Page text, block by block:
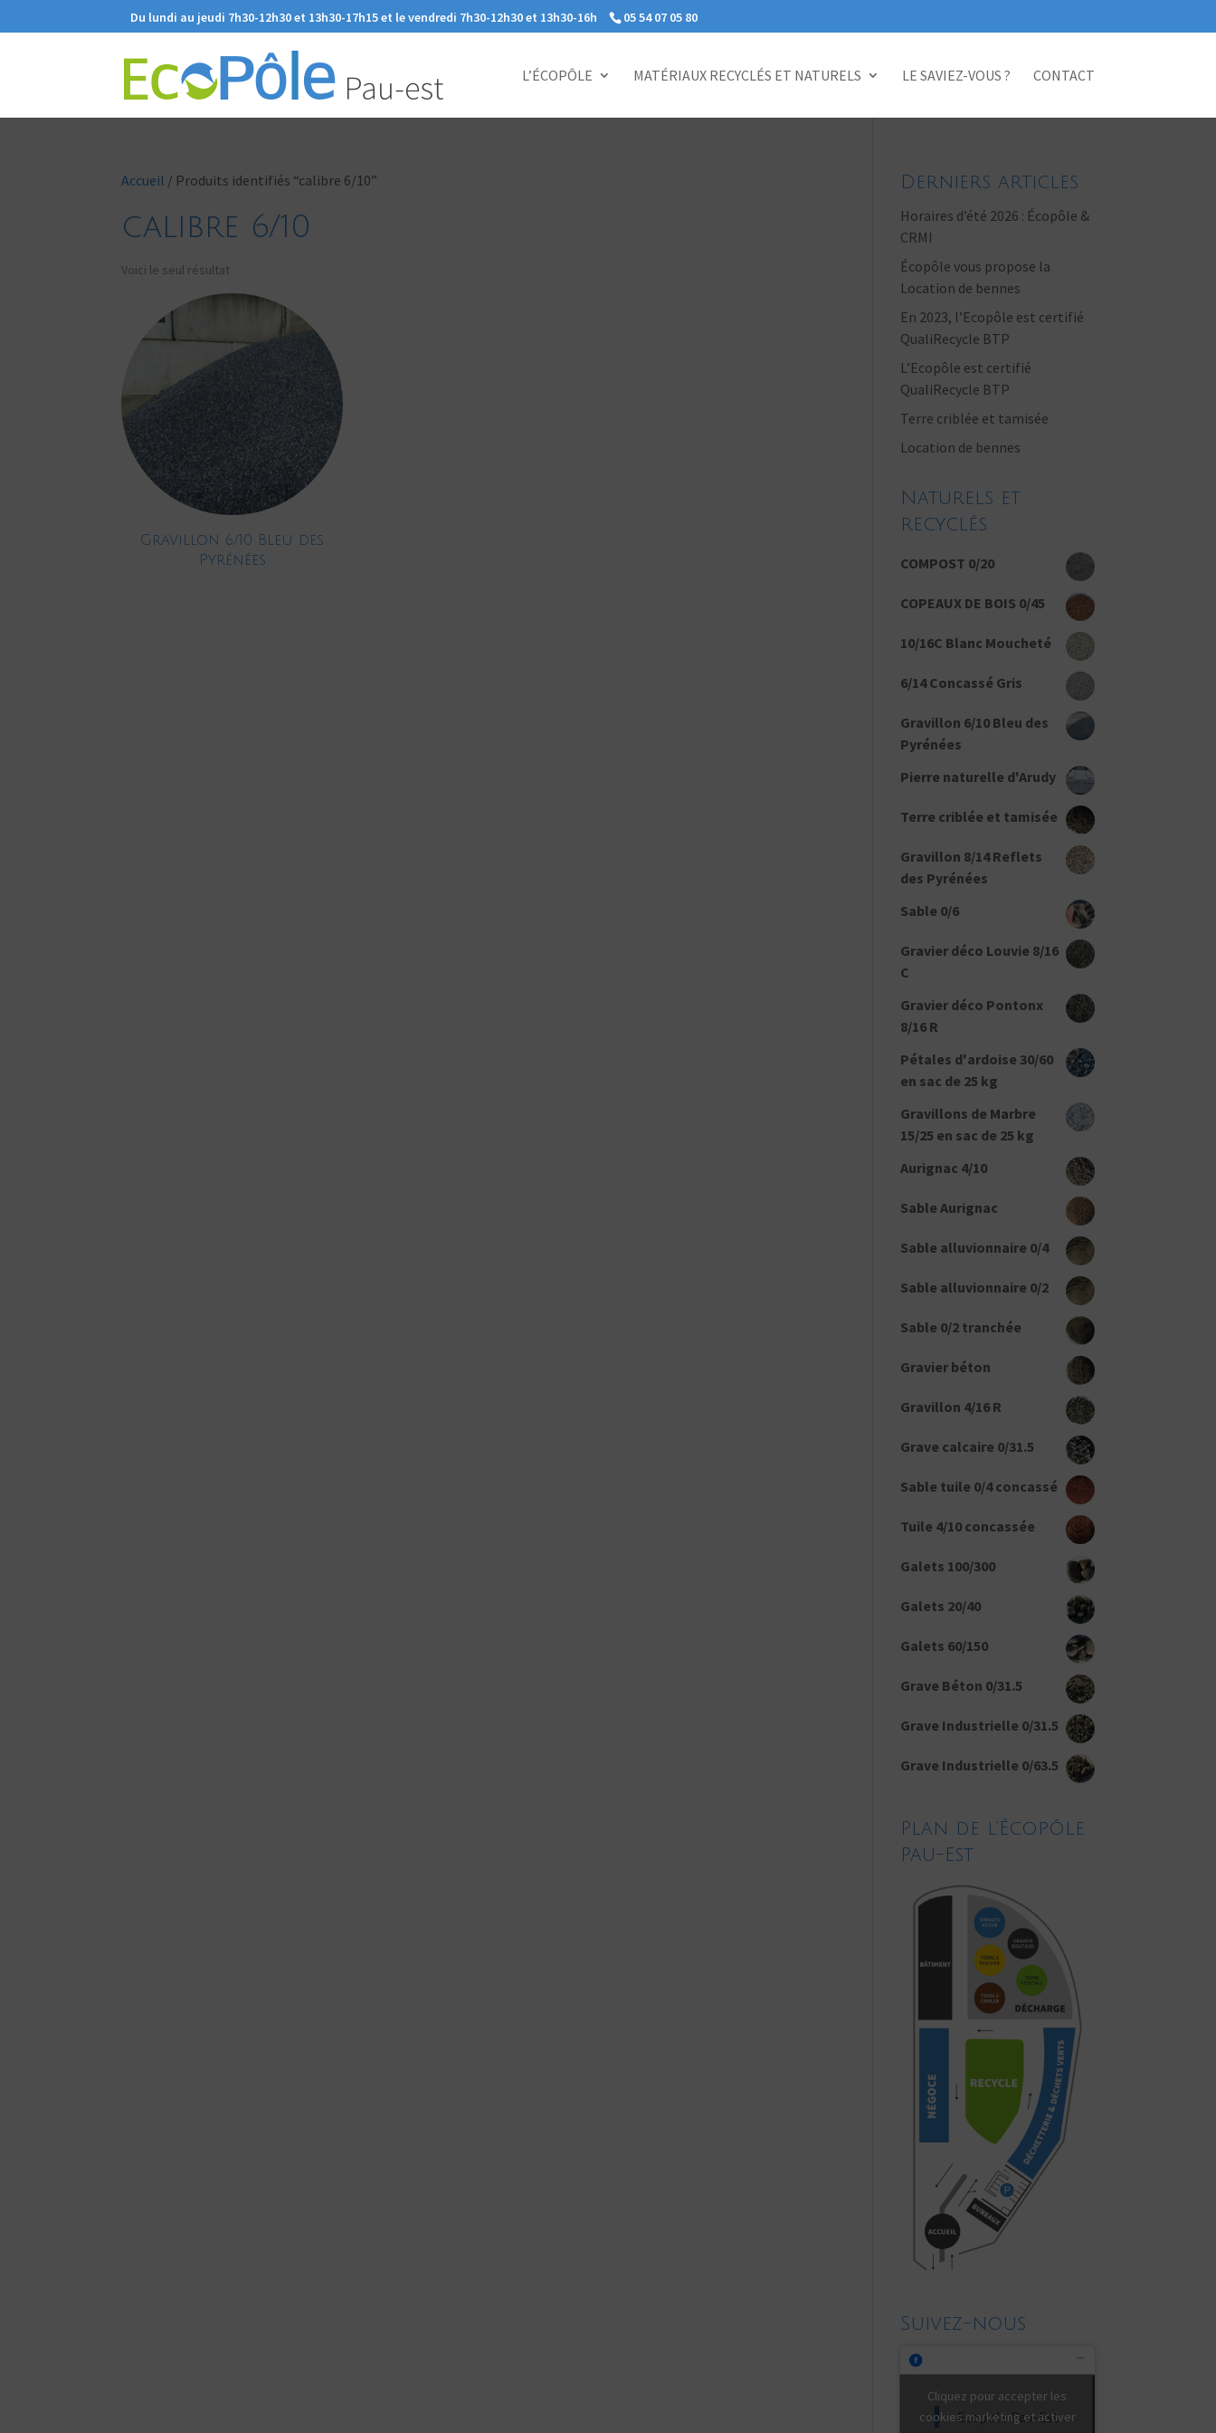
Du lundi au jeudi 7h30-12h30 et 13h30-17h15 et le vendredi 7h30-12h30 et 13h30-16h 05 54 07 05 80
L’ÉCOPÔLE MATÉRIAUX RECYCLÉS ET NATURELS LE SAVIEZ-VOUS ? CONTACT
Accueil / Produits identifiés “calibre 6/10”
calibre 6/10
Voici le seul résultat
Gravillon 6/10 Bleu des
Pyrénées
Derniers articles
Horaires d’été 2026 : Écopôle &
CRMI
Écopôle vous propose la
Location de bennes
En 2023, l’Ecopôle est certifié
QualiRecycle BTP
L’Ecopôle est certifié
QualiRecycle BTP
Terre criblée et tamisée
Location de bennes
Naturels et
recyclés
COMPOST 0/20
COPEAUX DE BOIS 0/45
10/16C Blanc Moucheté
6/14 Concassé Gris
Gravillon 6/10 Bleu des
Pyrénées
Pierre naturelle d'Arudy
Terre criblée et tamisée
Gravillon 8/14 Reflets
des Pyrénées
Sable 0/6
Gravier déco Louvie 8/16
C
Gravier déco Pontonx
8/16 R
Pétales d'ardoise 30/60
en sac de 25 kg
Gravillons de Marbre
15/25 en sac de 25 kg
Aurignac 4/10
Sable Aurignac
Sable alluvionnaire 0/4
Sable alluvionnaire 0/2
Sable 0/2 tranchée
Gravier béton
Gravillon 4/16 R
Grave calcaire 0/31.5
Sable tuile 0/4 concassé
Tuile 4/10 concassée
Galets 100/300
Galets 20/40
Galets 60/150
Grave Béton 0/31.5
Grave Industrielle 0/31.5
Grave Industrielle 0/63.5
Plan de l’Écopôle
Pau-Est
Suivez-nous
Ecopole Pau-Est
Cliquez pour accepter les
cookies marketing et activer